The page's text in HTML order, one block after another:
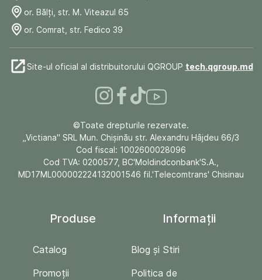
or. Bălți, str. M. Viteazul 65
or. Comrat, str. Fedico 39
Site-ul oficial al distribuitorului QGROUP tech.qgroup.md
©Toate drepturile rezervate.
„Victiana" SRL Mun. Chişinău str. Alexandru Hâjdeu 66/3
Cod fiscal: 1002600028096
Cod TVA: 0200577, BC'Moldindconbank'S.A.,
MD17ML000002224132001546 fil.'Telecomtrans' Chisinau
Produse
Catalog
Promoții
Informații
Blog și Stiri
Politica de